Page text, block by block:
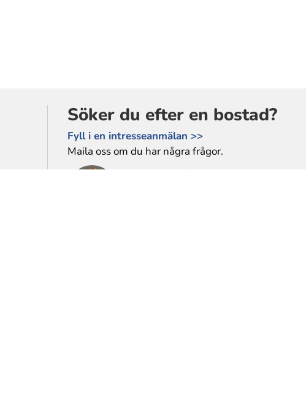
Söker du efter en bostad?
Fyll i en intresseanmälan >>
Maila oss om du har några frågor.
Karin Tollstén